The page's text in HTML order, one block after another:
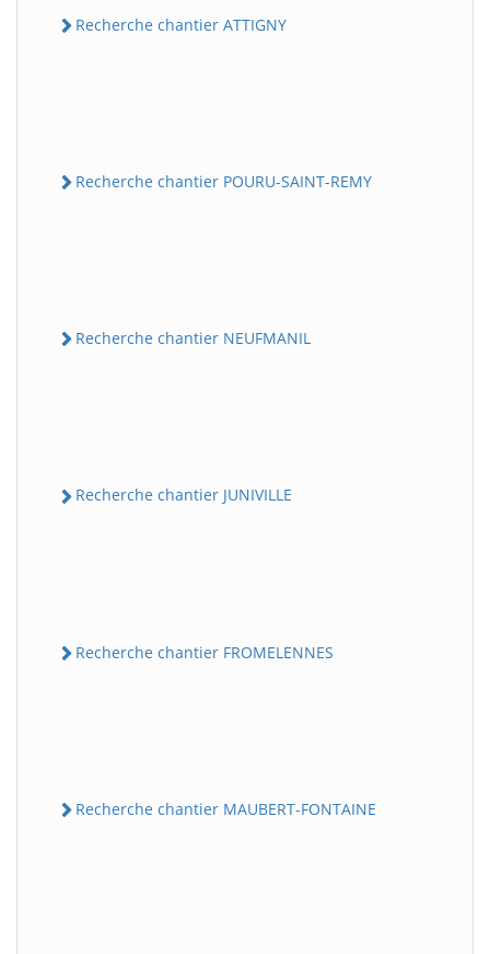
Recherche chantier ATTIGNY
Recherche chantier POURU-SAINT-REMY
Recherche chantier NEUFMANIL
Recherche chantier JUNIVILLE
Recherche chantier FROMELENNES
Recherche chantier MAUBERT-FONTAINE